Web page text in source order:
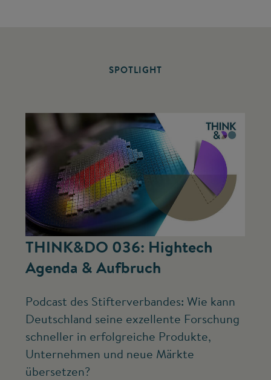
SPOTLIGHT
THINK&DO 036: Hightech
Agenda & Aufbruch
Podcast des Stifterverbandes: Wie kann
Deutschland seine exzellente Forschung
schneller in erfolgreiche Produkte,
Unternehmen und neue Märkte
übersetzen?